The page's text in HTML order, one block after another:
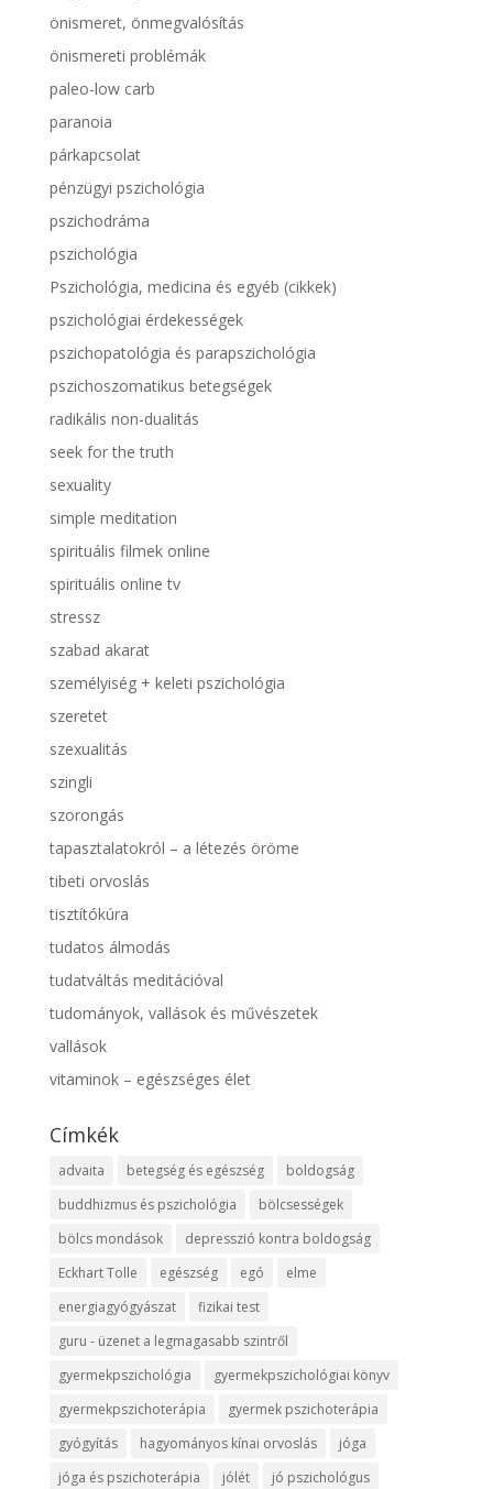
önismeret, önmegvalósítás
önismereti problémák
paleo-low carb
paranoia
párkapcsolat
pénzügyi pszichológia
pszichodráma
pszichológia
Pszichológia, medicina és egyéb (cikkek)
pszichológiai érdekességek
pszichopatológia és parapszichológia
pszichoszomatikus betegségek
radikális non-dualitás
seek for the truth
sexuality
simple meditation
spirituális filmek online
spirituális online tv
stressz
szabad akarat
személyiség + keleti pszichológia
szeretet
szexualitás
szingli
szorongás
tapasztalatokról – a létezés öröme
tibeti orvoslás
tisztítókúra
tudatos álmodás
tudatváltás meditációval
tudományok, vallások és művészetek
vallások
vitaminok – egészséges élet
Címkék
advaita betegség és egészség
boldogság
buddhizmus és pszichológia
bölcsességek
bölcs mondások
depresszió kontra boldogság
Eckhart Tolle
egészség egó
elme
energiagyógyászat
fizikai test
guru - üzenet a legmagasabb szintről
gyermekpszichológia
gyermekpszichológiai könyv
gyermekpszichoterápia
gyermek pszichoterápia
gyógyítás
hagyományos kínai orvoslás
jóga
jóga és pszichoterápia
jólét
jó pszichológus